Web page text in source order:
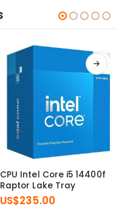
CPU Intel Core i5 14400f
Raptor Lake Tray
US$235.00